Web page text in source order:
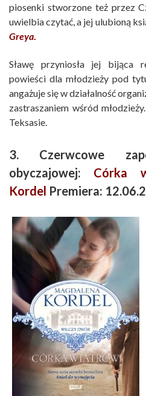
piosenki stworzone też przez
uwielbia czytać, a jej ulubioną
Greya.
Sławę przyniosła jej bijąca
powieści dla młodzieży pod
angażuje się w działalność
zastraszaniem wśród
Teksasie.
3. Czerwcowe
obyczajowej: Córka
Kordel Premiera: